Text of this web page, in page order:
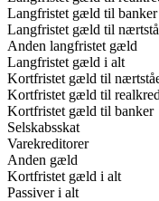
Langfristet gæld til banker
Langfristet gæld til
Anden langfristet gæld
Langfristet gæld i alt
Kortfristet gæld til
Kortfristet gæld til
Kortfristet gæld til banker
Selskabsskat
Varekreditorer
Anden gæld
Kortfristet gæld i alt
Passiver i alt